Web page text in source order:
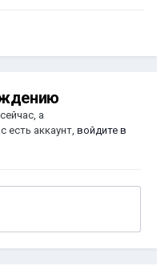
а
есть аккаунт, войдите в